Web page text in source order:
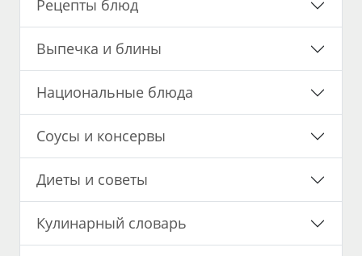
Рецепты блюд
Выпечка и блины
Национальные блюда
Соусы и консервы
Диеты и советы
Кулинарный словарь